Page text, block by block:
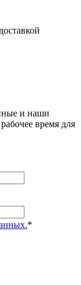
и наши
время для
*